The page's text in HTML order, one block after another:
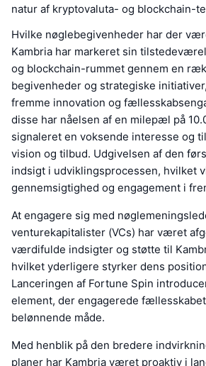
natur af kryptovaluta- og blockchain-
Hvilke nøglebegivenheder har der
Kambria har markeret sin
og blockchain-rummet gennem en
begivenheder og strategiske
fremme innovation og
disse har nåelsen af en milepæl på
signaleret en voksende interesse og
vision og tilbud. Udgivelsen af den
indsigt i udviklingsprocessen, hvilket
gennemsigtighed og engagement i
At engagere sig med
venturekapitalister (VCs) har været
værdifulde indsigter og støtte til
hvilket yderligere styrker dens
Lanceringen af Fortune Spin
element, der engagerede
belønnende måde.
Med henblik på den bredere
planer har Kambria været proaktiv i